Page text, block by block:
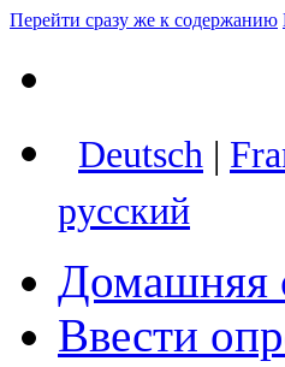
Перейти сразу же к содержанию
Deutsch |
русский
Домашняя
Ввести